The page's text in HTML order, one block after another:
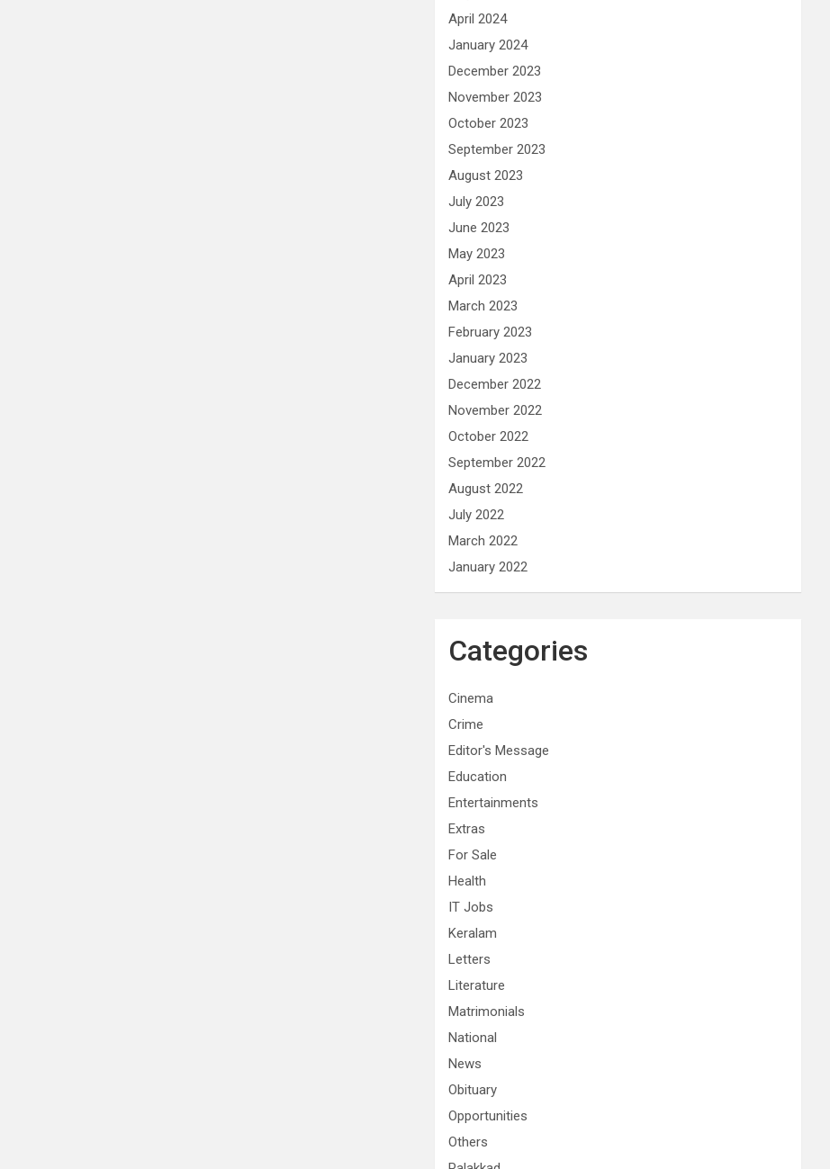
April 2024
January 2024
December 2023
November 2023
October 2023
September 2023
August 2023
July 2023
June 2023
May 2023
April 2023
March 2023
February 2023
January 2023
December 2022
November 2022
October 2022
September 2022
August 2022
July 2022
March 2022
January 2022
Categories
Cinema
Crime
Editor's Message
Education
Entertainments
Extras
For Sale
Health
IT Jobs
Keralam
Letters
Literature
Matrimonials
National
News
Obituary
Opportunities
Others